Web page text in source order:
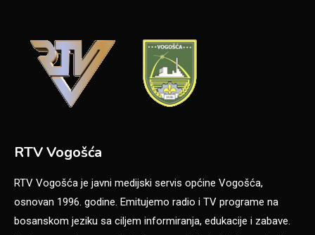
RTV Vogošća
RTV Vogošća je javni medijski servis općine Vogošća,
osnovan 1996. godine. Emitujemo radio i TV programe na
bosanskom jeziku sa ciljem informiranja, edukacije i zabave.